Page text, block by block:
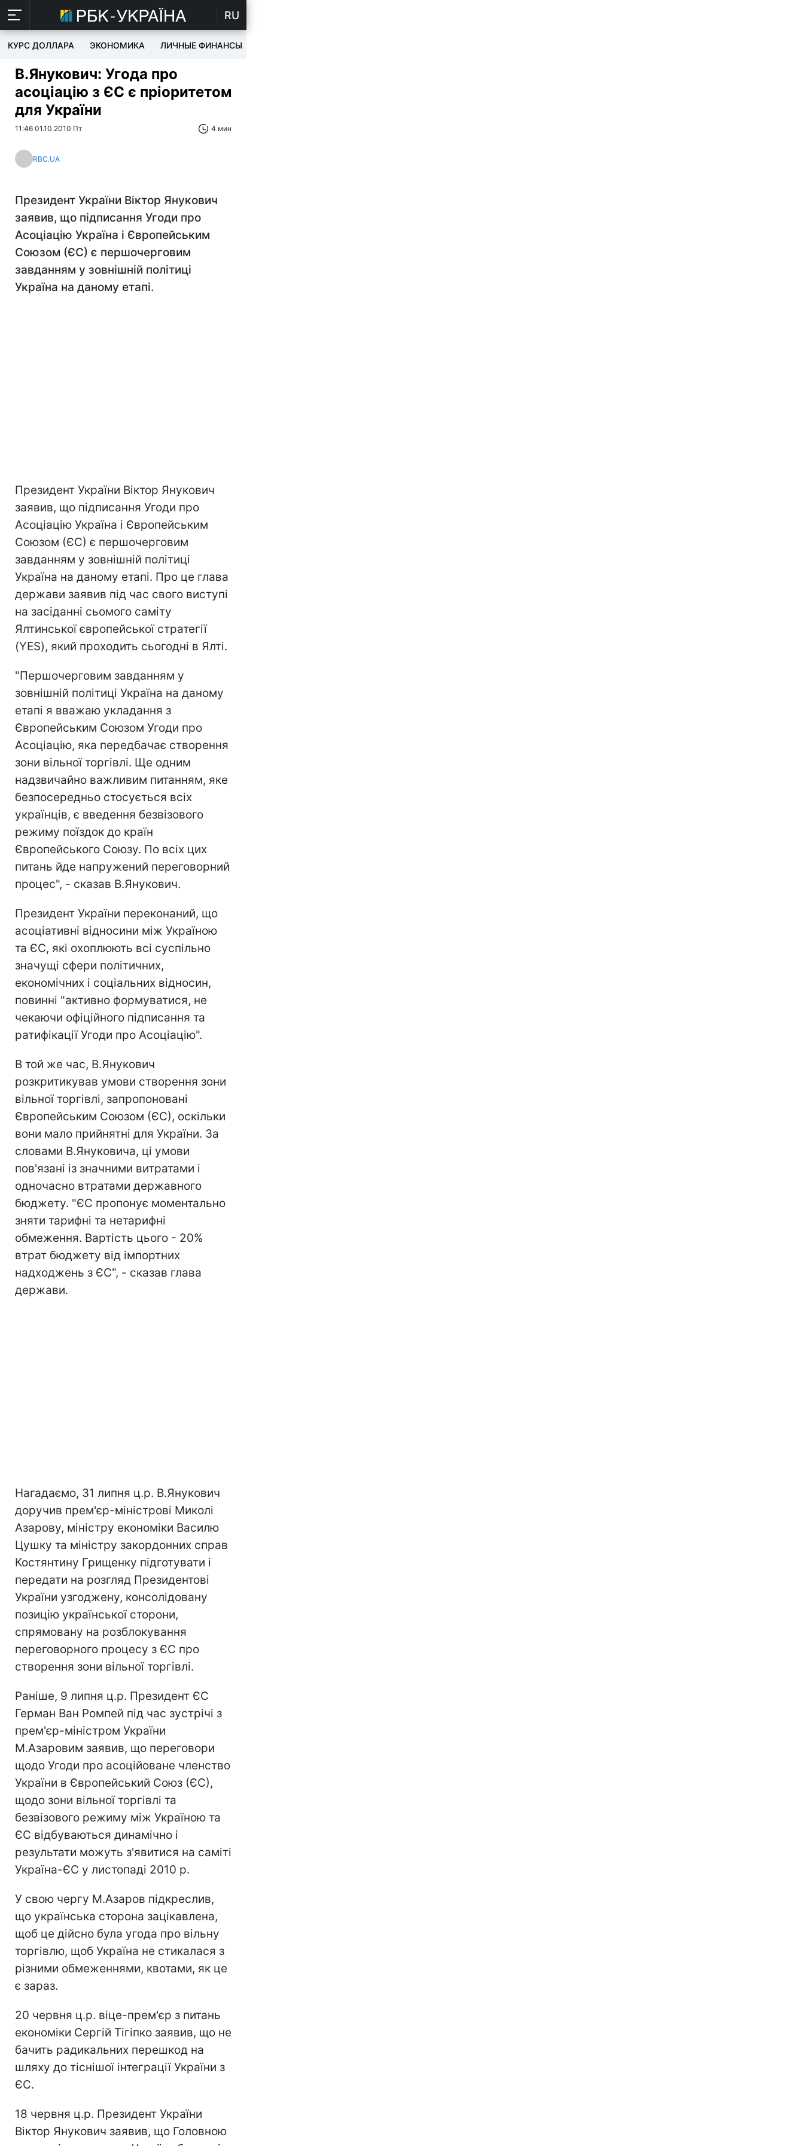
RU
КУРС ДОЛЛАРА ЭКОНОМИКА ЛИЧНЫЕ ФИНАНСЫ
В.Янукович: Угода про
асоціацію з ЄС є пріоритетом
для України
11:46 01.10.2010 Пт 4 мин
RBC.UA
Президент України Віктор Янукович
заявив, що підписання Угоди про
Асоціацію Україна і Європейським
Союзом (ЄС) є першочерговим
завданням у зовнішній політиці
Україна на даному етапі.
Президент України Віктор Янукович
заявив, що підписання Угоди про
Асоціацію Україна і Європейським
Союзом (ЄС) є першочерговим
завданням у зовнішній політиці
Україна на даному етапі. Про це глава
держави заявив під час свого виступі
на засіданні сьомого саміту
Ялтинської європейської стратегії
(YES), який проходить сьогодні в Ялті.
"Першочерговим завданням у
зовнішній політиці Україна на даному
етапі я вважаю укладання з
Європейським Союзом Угоди про
Асоціацію, яка передбачає створення
зони вільної торгівлі. Ще одним
надзвичайно важливим питанням, яке
безпосередньо стосується всіх
українців, є введення безвізового
режиму поїздок до країн
Європейського Союзу. По всіх цих
питань йде напружений переговорний
процес", - сказав В.Янукович.
Президент України переконаний, що
асоціативні відносини між Україною
та ЄС, які охоплюють всі суспільно
значущі сфери політичних,
економічних і соціальних відносин,
повинні "активно формуватися, не
чекаючи офіційного підписання та
ратифікації Угоди про Асоціацію".
В той же час, В.Янукович
розкритикував умови створення зони
вільної торгівлі, запропоновані
Європейським Союзом (ЄС), оскільки
вони мало прийнятні для України. За
словами В.Януковича, ці умови
пов'язані із значними витратами і
одночасно втратами державного
бюджету. "ЄС пропонує моментально
зняти тарифні та нетарифні
обмеження. Вартість цього - 20%
втрат бюджету від імпортних
надходжень з ЄС", - сказав глава
держави.
Нагадаємо, 31 липня ц.р. В.Янукович
доручив прем'єр-міністрові Миколі
Азарову, міністру економіки Василю
Цушку та міністру закордонних справ
Костянтину Грищенку підготувати і
передати на розгляд Президентові
України узгоджену, консолідовану
позицію української сторони,
спрямовану на розблокування
переговорного процесу з ЄС про
створення зони вільної торгівлі.
Раніше, 9 липня ц.р. Президент ЄС
Герман Ван Ромпей під час зустрічі з
прем'єр-міністром України
М.Азаровим заявив, що переговори
щодо Угоди про асоційоване членство
України в Європейський Союз (ЄС),
щодо зони вільної торгівлі та
безвізового режиму між Україною та
ЄС відбуваються динамічно і
результати можуть з'явитися на саміті
Україна-ЄС у листопаді 2010 р.
У свою чергу М.Азаров підкреслив,
що українська сторона зацікавлена,
щоб це дійсно була угода про вільну
торгівлю, щоб Україна не стикалася з
різними обмеженнями, квотами, як це
є зараз.
20 червня ц.р. віце-прем'єр з питань
економіки Сергій Тігіпко заявив, що не
бачить радикальних перешкод на
шляху до тіснішої інтеграції України з
ЄС.
18 червня ц.р. Президент України
Віктор Янукович заявив, що Головною